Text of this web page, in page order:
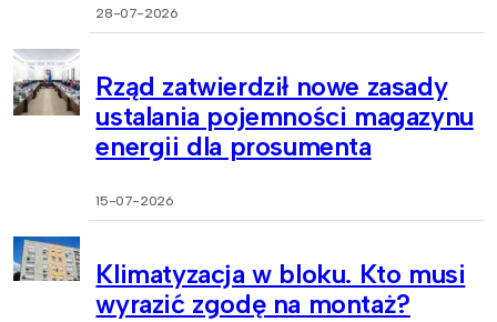
28-07-2026
Rząd zatwierdził nowe zasady
ustalania pojemności magazynu
energii dla prosumenta
15-07-2026
Klimatyzacja w bloku. Kto musi
wyrazić zgodę na montaż?